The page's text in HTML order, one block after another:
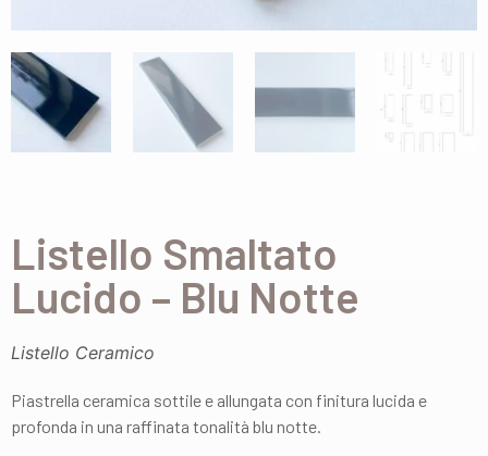
Listello Smaltato
Lucido – Blu Notte
Listello Ceramico
Piastrella ceramica sottile e allungata con finitura lucida e
profonda in una raffinata tonalità blu notte.